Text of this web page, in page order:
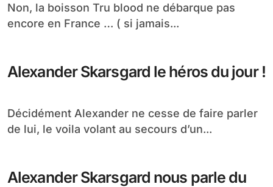
Non, la boisson Tru blood ne débarque pas
encore en France … ( si jamais...
Alexander Skarsgard le héros du jour !
Décidément Alexander ne cesse de faire parler
de lui, le voila volant au secours d’un...
Alexander Skarsgard nous parle du